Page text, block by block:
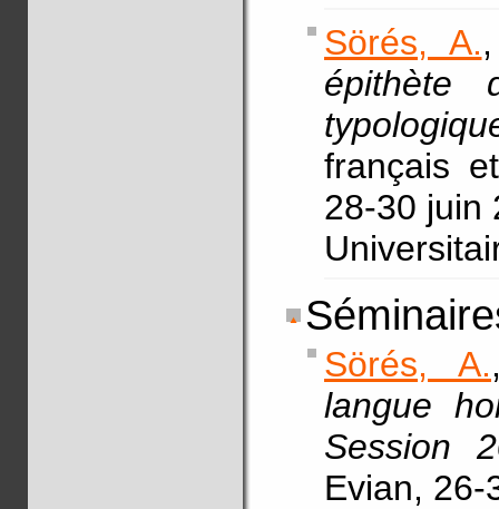
Sörés, A.
épithète
français
28-30 juin
Sörés, A.
langue
Session
Evian, 26-